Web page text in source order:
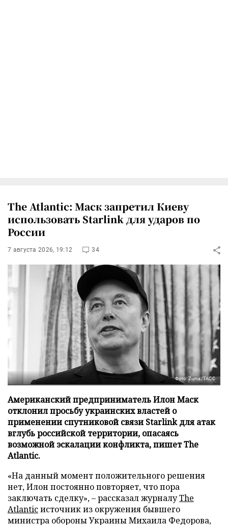
The Atlantic: Маск запретил Киеву
использовать Starlink для ударов по
России
7 августа 2026, 19:12 34
Фото: Zuma/ТАСС
Американский предприниматель Илон Маск
отклонил просьбу украинских властей о
применении спутниковой связи Starlink для атак
вглубь российской территории, опасаясь
возможной эскалации конфликта, пишет The
Atlantic.
«На данный момент положительного решения
нет, Илон постоянно повторяет, что пора
заключать сделку», – рассказал журналуThe
Atlanticисточник из окружения бывшего
министра обороны Украины Михаила Федорова,